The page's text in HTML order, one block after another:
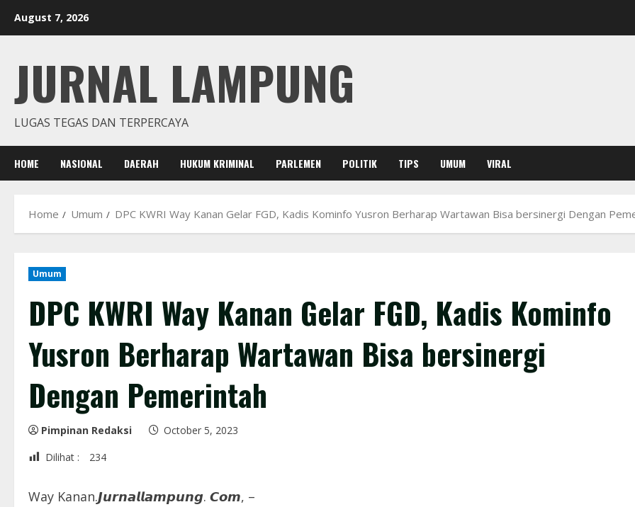
August 7, 2026
JURNAL LAMPUNG
LUGAS TEGAS DAN TERPERCAYA
HOME NASIONAL DAERAH HUKUM KRIMINAL PARLEMEN POLITIK TIPS UMUM VIRAL
Home Umum DPC KWRI Way Kanan Gelar FGD, Kadis Kominfo Yusron Berharap Wartawan Bisa bersinergi Dengan
Umum
DPC KWRI Way Kanan Gelar FGD, Kadis Kominfo
Yusron Berharap Wartawan Bisa bersinergi
Dengan Pemerintah
Pimpinan Redaksi
October 5, 2023
Dilihat :
234
Way Kanan.𝙅𝙪𝙧𝙣𝙖𝙡𝙡𝙖𝙢𝙥𝙪𝙣𝙜. 𝘾𝙤𝙢, –